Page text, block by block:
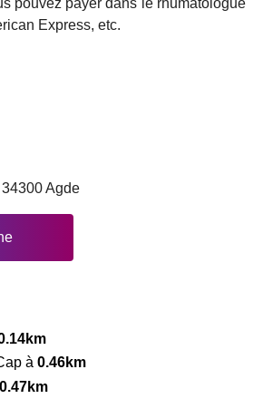
pouvez payer dans le rhumatologue
Express, etc.
Agde
à 0.46km
0.47km